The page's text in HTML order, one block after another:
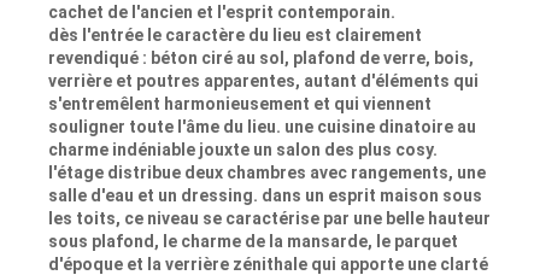
cachet de l'ancien et l'esprit contemporain.
dès l'entrée le caractère du lieu est clairement
revendiqué : béton ciré au sol, plafond de verre, bois,
verrière et poutres apparentes, autant d'éléments qui
s'entremêlent harmonieusement et qui viennent
souligner toute l'âme du lieu. une cuisine dinatoire au
charme indéniable jouxte un salon des plus cosy.
l'étage distribue deux chambres avec rangements, une
salle d'eau et un dressing. dans un esprit maison sous
les toits, ce niveau se caractérise par une belle hauteur
sous plafond, le charme de la mansarde, le parquet
d'époque et la verrière zénithale qui apporte une clarté